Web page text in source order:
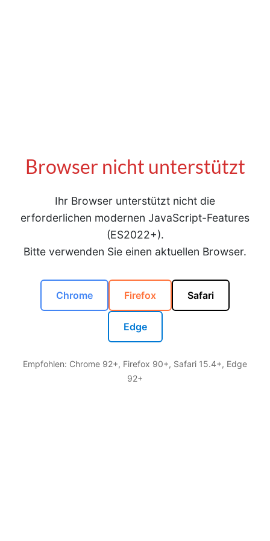
Browser nicht unterstützt
Ihr Browser unterstützt nicht die
erforderlichen modernen JavaScript-Features
(ES2022+).
Bitte verwenden Sie einen aktuellen Browser.
Chrome Firefox Safari
Edge
Empfohlen: Chrome 92+, Firefox 90+, Safari 15.4+, Edge
92+